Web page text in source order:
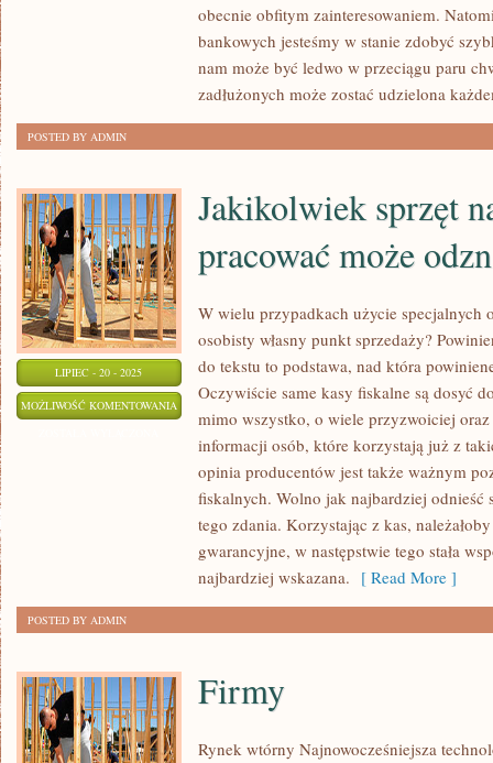
obecnie obfitym zainteresowaniem.
bankowych jesteśmy w stanie zdobyć
nam może być ledwo w przeciągu paru
zadłużonych może zostać udzielona
POSTED BY ADMIN
LIPIEC - 20 - 2025
MOŻLIWOŚĆ KOMENTOWANIA JAKIKOLWIEK
Jakikolwiek sprzęt
pracować może
W wielu przypadkach użycie specjalnych
osobisty własny punkt sprzedaży?
do tekstu to podstawa, nad która
Oczywiście same kasy fiskalne są dosyć
mimo wszystko, o wiele przyzwoiciej
informacji osób, które korzystają już z
opinia producentów jest także ważnym
fiskalnych. Wolno jak najbardziej odnieść
tego zdania. Korzystając z kas,
gwarancyjne, w następstwie tego stała
najbardziej wskazana. [ Read More ]
POSTED BY ADMIN
Firmy
Rynek wtórny Najnowocześniejsza